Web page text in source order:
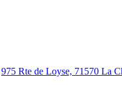
975 Rte de Loyse, 71570 La